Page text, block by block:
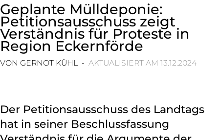
Geplante Mülldeponie:
Petitionsausschuss zeigt
Verständnis für Proteste in
Region Eckernförde
VON GERNOT KÜHL - AKTUALISIERT AM 13.12.2024
Der Petitionsausschuss des Landtags
hat in seiner Beschlussfassung